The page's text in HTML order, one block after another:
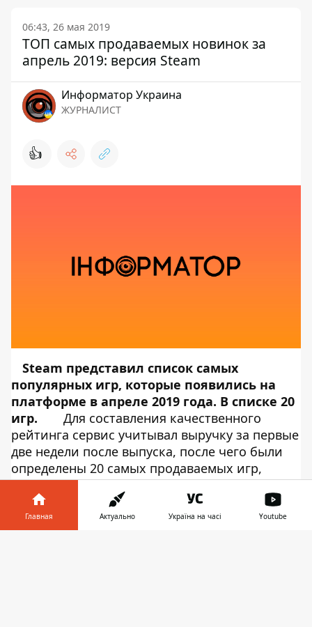
06:43, 26 мая 2019
ТОП самых продаваемых новинок за
апрель 2019: версия Steam
Информатор Украина
ЖУРНАЛИСТ
👍
Steam представил список самых
популярных игр, которые появились на
платформе в апреле 2019 года. В списке 20
игр.
Для составления качественного
рейтинга сервис учитывал выручку за первые
две недели после выпуска, после чего были
определены 20 самых продаваемых игр,
которые в итоге были упорядочены по дате
выхода.
Об этом сообщает
Информатор Tech
со ссылкой на
Steam
Главная Актуально Україна на часі Youtube